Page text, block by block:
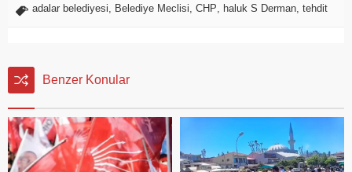
adalar belediyesi Belediye Meclisi CHP haluk S Derman tehdit
Benzer Konular